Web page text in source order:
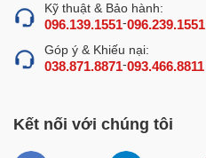
Kỹ thuật & Bảo hành:
096.139.1551-096.239.1551
Góp ý & Khiếu nại:
038.871.8871-093.466.8811
Kết nối với chúng tôi